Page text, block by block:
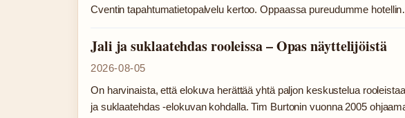
Cventin tapahtumatietopalvelu kertoo. Oppaassa pureudumme
Jali ja suklaatehdas rooleissa – Opas näyttelijöistä
2026-08-05
On harvinaista, että elokuva herättää yhtä paljon keskustelua
ja suklaatehdas -elokuvan kohdalla. Tim Burtonin vuonna 2005